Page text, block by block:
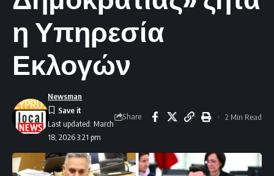
η Υπηρεσία
Εκλογών
Last updated: March
18, 2026 3:21 pm
Newsman
Share 2 Min Read